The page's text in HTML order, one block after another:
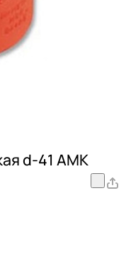
d-41 АМК